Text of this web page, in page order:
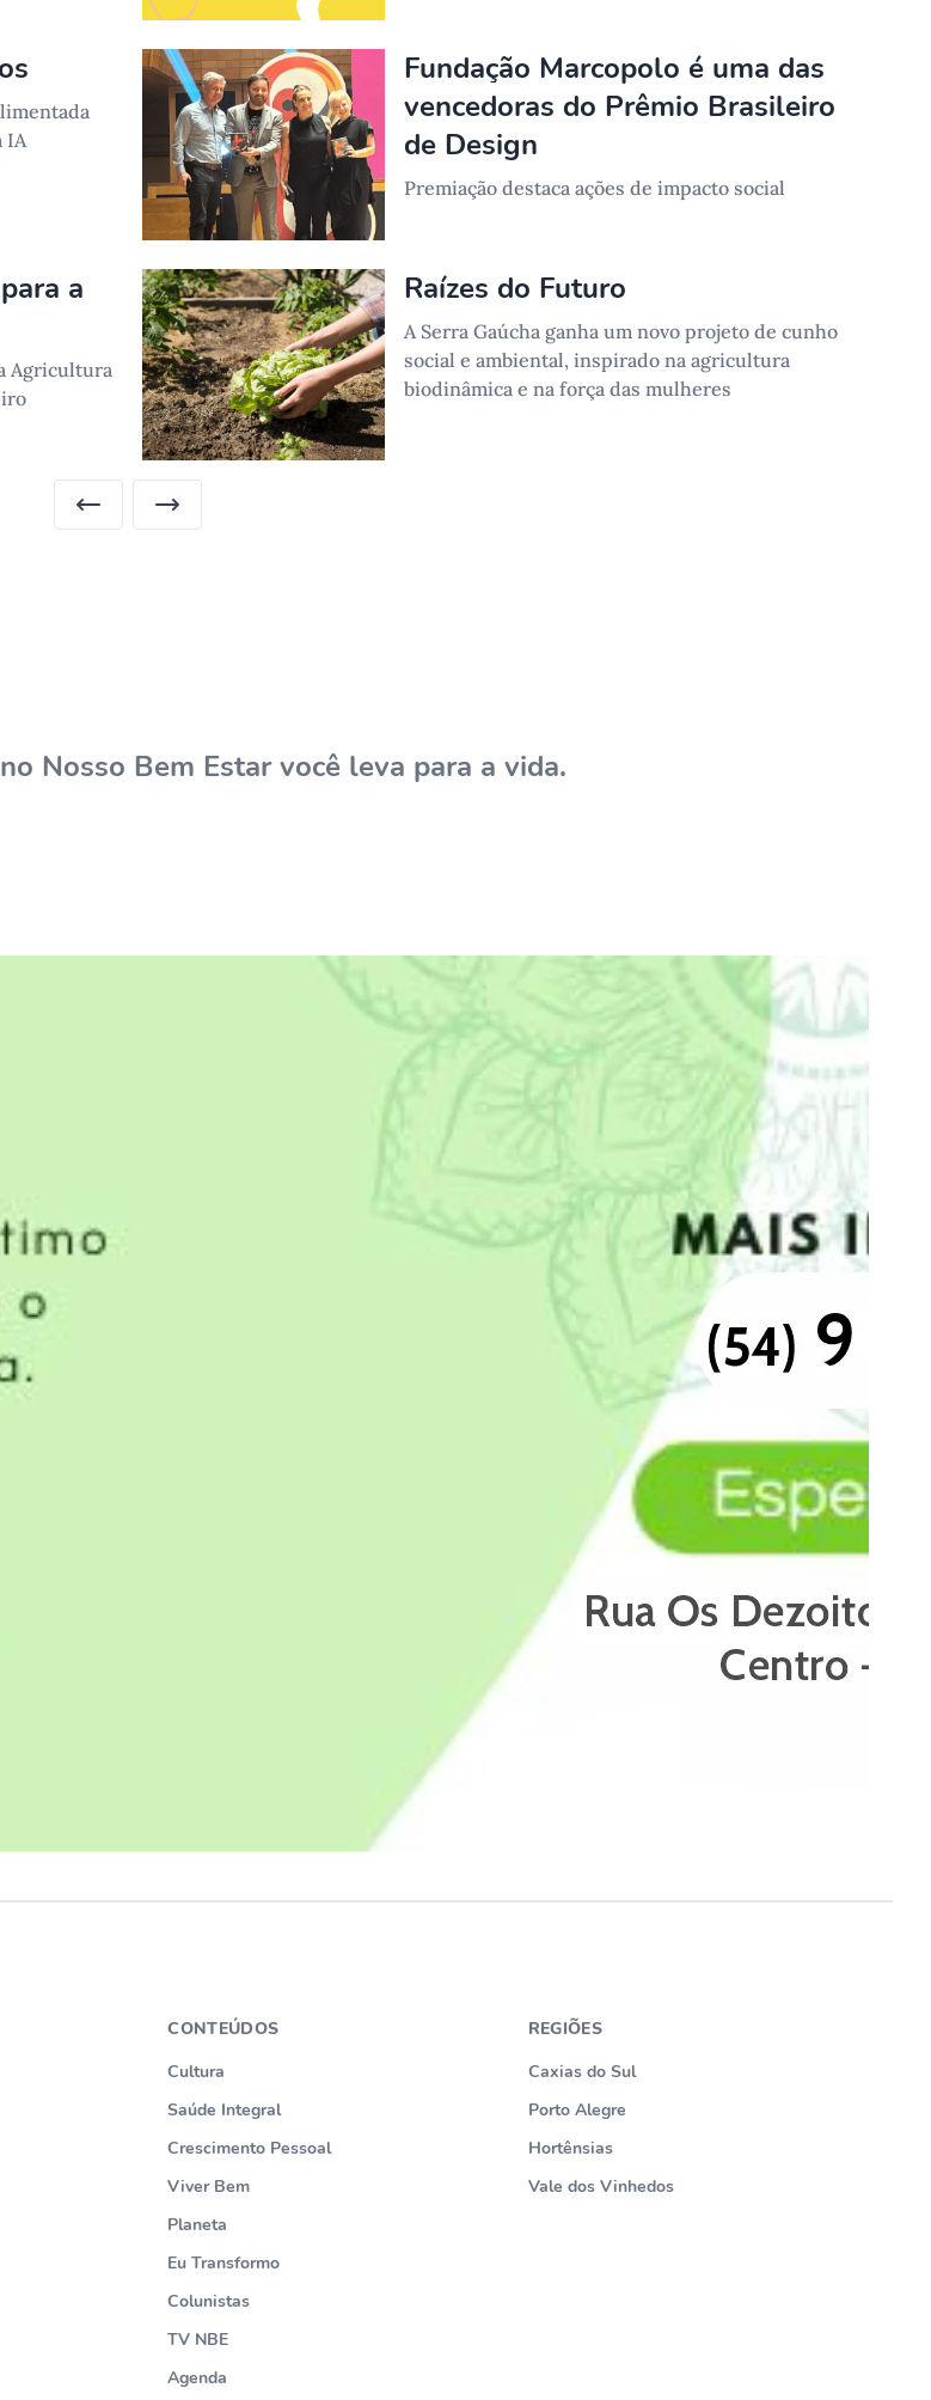
IA
Fundação Marcopolo é uma das
vencedoras do Prêmio Brasileiro
de Design
Premiação destaca ações de impacto social
a
Agricultura
Raízes do Futuro
A Serra Gaúcha ganha um novo projeto de cunho
social e ambiental, inspirado na agricultura
biodinâmica e na força das mulheres
Nosso Bem Estar você leva para a vida.
CONTEÚDOS
Cultura
Saúde Integral
Crescimento Pessoal
Viver Bem
Planeta
Eu Transformo
Colunistas
TV NBE
Agenda
REGIÕES
Caxias do Sul
Porto Alegre
Hortênsias
Vale dos Vinhedos